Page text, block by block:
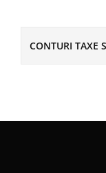
CONTURI TAXE